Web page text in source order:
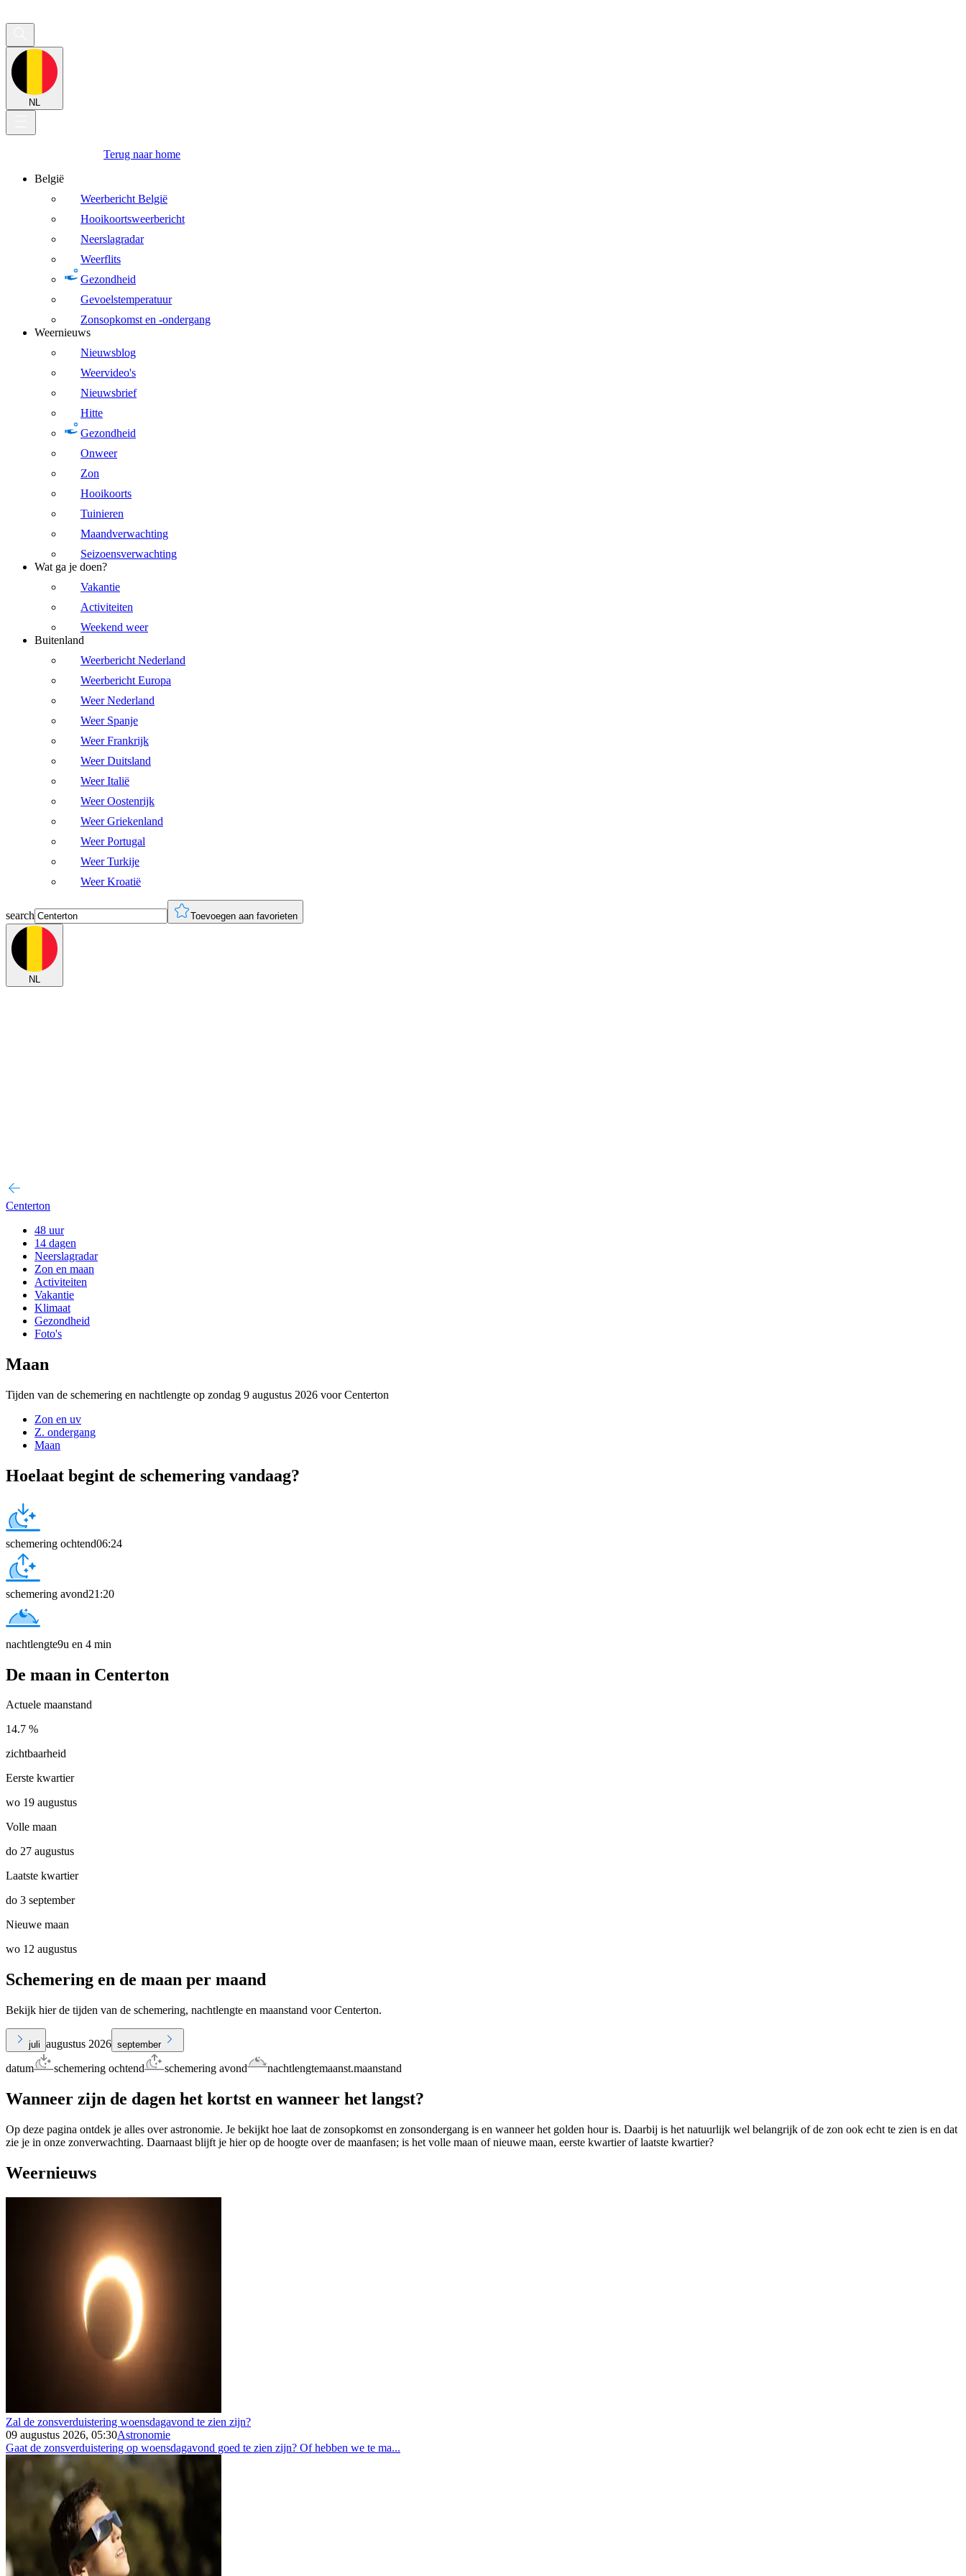
NL
Terug naar home
België
Weerbericht België
Hooikoortsweerbericht
Neerslagradar
Weerflits
Gezondheid
Gevoelstemperatuur
Zonsopkomst en -ondergang
Weernieuws
Nieuwsblog
Weervideo's
Nieuwsbrief
Hitte
Gezondheid
Onweer
Zon
Hooikoorts
Tuinieren
Maandverwachting
Seizoensverwachting
Wat ga je doen?
Vakantie
Activiteiten
Weekend weer
Buitenland
Weerbericht Nederland
Weerbericht Europa
Weer Nederland
Weer Spanje
Weer Frankrijk
Weer Duitsland
Weer Italië
Weer Oostenrijk
Weer Griekenland
Weer Portugal
Weer Turkije
Weer Kroatië
search Toevoegen aan favorieten
NL
Centerton
48 uur
14 dagen
Neerslagradar
Zon en maan
Activiteiten
Vakantie
Klimaat
Gezondheid
Foto's
Maan
Tijden van de schemering en nachtlengte op zondag 9 augustus 2026 voor Centerton
Zon en uv
Z. ondergang
Maan
Hoelaat begint de schemering vandaag?
schemering ochtend06:24
schemering avond21:20
nachtlengte9u en 4 min
De maan in Centerton
Actuele maanstand
14.7 %
zichtbaarheid
Eerste kwartier
wo 19 augustus
Volle maan
do 27 augustus
Laatste kwartier
do 3 september
Nieuwe maan
wo 12 augustus
Schemering en de maan per maand
Bekijk hier de tijden van de schemering, nachtlengte en maanstand voor Centerton.
juli augustus 2026 september
datum schemering ochtend schemering avond nachtlengtemaanst.maanstand
Wanneer zijn de dagen het kortst en wanneer het langst?
Op deze pagina ontdek je alles over astronomie. Je bekijkt hoe laat de zonsopkomst en zonsondergang is en wanneer het golden hour is. Daarbij is het natuurlijk wel belangrijk of de zon ook echt te zien is en dat
zie je in onze zonverwachting. Daarnaast blijft je hier op de hoogte over de maanfasen; is het volle maan of nieuwe maan, eerste kwartier of laatste kwartier?
Weernieuws
Zal de zonsverduistering woensdagavond te zien zijn?
09 augustus 2026, 05:30Astronomie
Gaat de zonsverduistering op woensdagavond goed te zien zijn? Of hebben we te ma...